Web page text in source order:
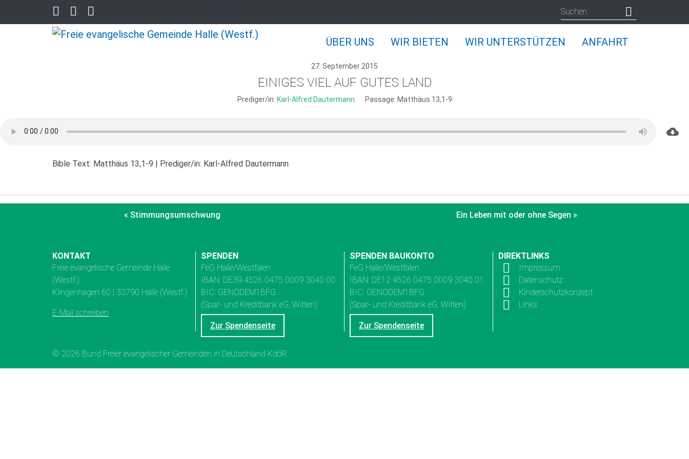
ÜBER UNS WIR BIETEN WIR UNTERSTÜTZEN ANFAHRT
27. September 2015
EINIGES VIEL AUF GUTES LAND
Prediger/in: Karl-Alfred Dautermann Passage: Matthäus 13,1-9
Bible Text: Matthäus 13,1-9 | Prediger/in: Karl-Alfred Dautermann
« Stimmungsumschwung Ein Leben mit oder ohne Segen »
KONTAKT
Freie evangelische Gemeinde Halle
(Westf.)
Klingenhagen 60 | 33790 Halle (Westf.)
E-Mail schreiben
SPENDEN
FeG Halle/Westfalen
IBAN: DE39 4526 0475 0009 3040 00
BIC: GENODEM1BFG
(Spar- und Kreditbank eG, Witten)
Zur Spendenseite
SPENDEN BAUKONTO
FeG Halle/Westfalen
IBAN: DE12 4526 0475 0009 3040 01
BIC: GENODEM1BFG
(Spar- und Kreditbank eG, Witten)
Zur Spendenseite
DIREKTLINKS
Impressum
Datenschutz
Kinderschutzkonzept
Links
© 2026 Bund Freier evangelischer Gemeinden in Deutschland KdöR